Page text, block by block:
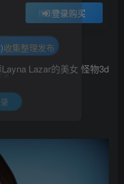
登录购买
收集整理发布
Lazar的美女 怪物3d
找回密码